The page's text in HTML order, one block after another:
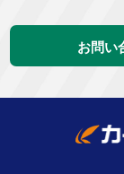
お問い